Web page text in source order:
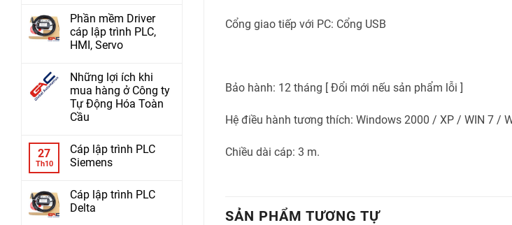
Phần mềm Driver
cáp lập trình PLC,
HMI, Servo
Những lợi ích khi
mua hàng ở Công ty
Tự Động Hóa Toàn
Cầu
27
Th10
Cáp lập trình PLC
Siemens
Cáp lập trình PLC
Delta
Cổng giao tiếp với PC: Cổng USB
Bảo hành: 12 tháng [ Đổi mới nếu sản phẩm lỗi ]
Hệ điều hành tương thích: Windows 2000 / XP / WIN 7 /
Chiều dài cáp: 3 m.
SẢN PHẨM TƯƠNG TỰ